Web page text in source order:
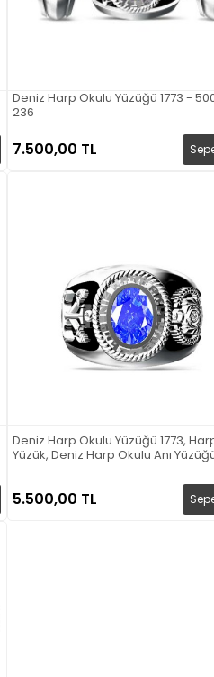
Deniz Harp Okulu Yüzüğü 1773 -
236
7.500,00 TL
Deniz Harp Okulu Yüzüğü 1773,
Yüzük, Deniz Harp Okulu Anı
5.500,00 TL